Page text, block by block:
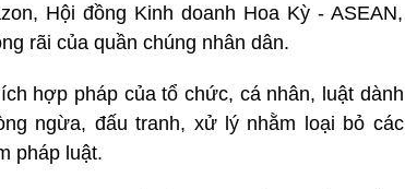
Hội đồng Kinh doanh Hoa Kỳ - ASEAN,
rãi của quần chúng nhân dân.
hợp pháp của tổ chức, cá nhân, luật dành
ngừa, đấu tranh, xử lý nhằm loại bỏ các
pháp luật.